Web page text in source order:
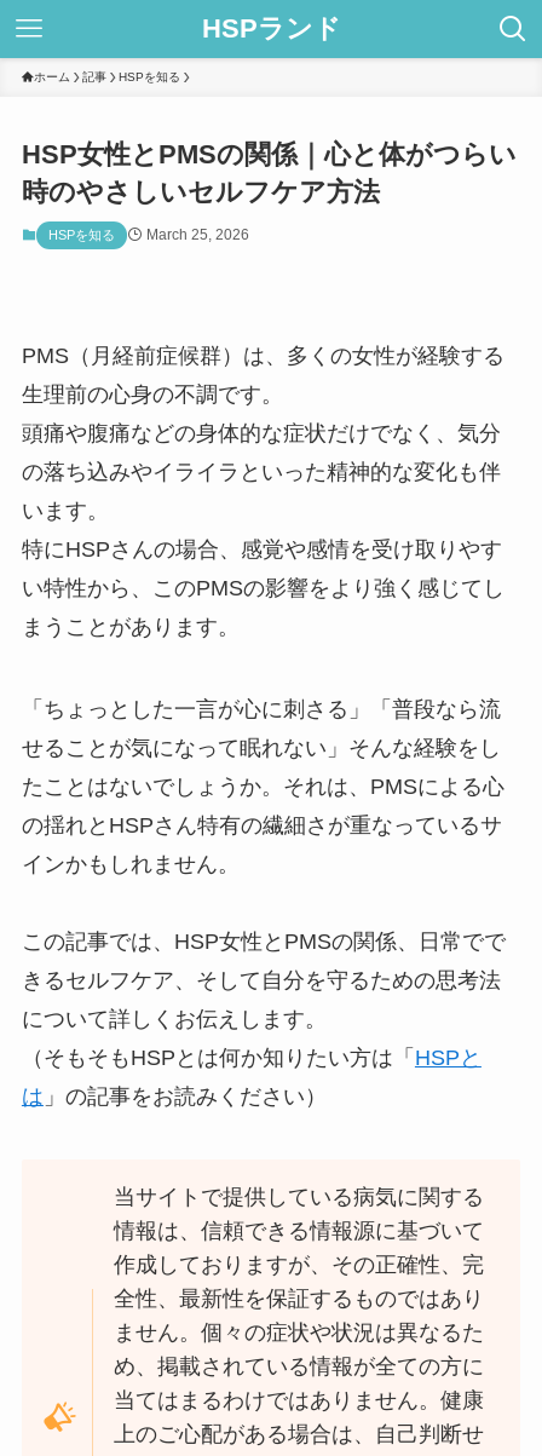
HSPランド
ホーム 記事 HSPを知る
HSP女性とPMSの関係｜心と体がつらい
時のやさしいセルフケア方法
HSPを知る March 25, 2026
PMS（月経前症候群）は、多くの女性が経験する
生理前の心身の不調です。
頭痛や腹痛などの身体的な症状だけでなく、気分
の落ち込みやイライラといった精神的な変化も伴
います。
特にHSPさんの場合、感覚や感情を受け取りやす
い特性から、このPMSの影響をより強く感じてし
まうことがあります。
「ちょっとした一言が心に刺さる」「普段なら流
せることが気になって眠れない」そんな経験をし
たことはないでしょうか。それは、PMSによる心
の揺れとHSPさん特有の繊細さが重なっているサ
インかもしれません。
この記事では、HSP女性とPMSの関係、日常でで
きるセルフケア、そして自分を守るための思考法
について詳しくお伝えします。
（そもそもHSPとは何か知りたい方は「 HSPと
は 」の記事をお読みください）
当サイトで提供している病気に関する
情報は、信頼できる情報源に基づいて
作成しておりますが、その正確性、完
全性、最新性を保証するものではあり
ません。個々の症状や状況は異なるた
め、掲載されている情報が全ての方に
当てはまるわけではありません。健康
上のご心配がある場合は、自己判断せ